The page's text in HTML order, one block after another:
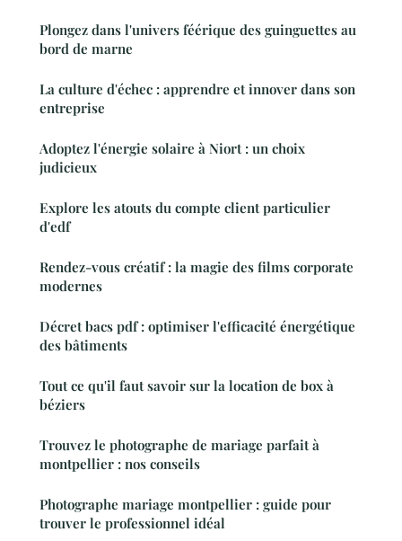
Plongez dans l'univers féérique des guinguettes au
bord de marne
La culture d'échec : apprendre et innover dans son
entreprise
Adoptez l'énergie solaire à Niort : un choix
judicieux
Explore les atouts du compte client particulier
d'edf
Rendez-vous créatif : la magie des films corporate
modernes
Décret bacs pdf : optimiser l'efficacité énergétique
des bâtiments
Tout ce qu'il faut savoir sur la location de box à
béziers
Trouvez le photographe de mariage parfait à
montpellier : nos conseils
Photographe mariage montpellier : guide pour
trouver le professionnel idéal